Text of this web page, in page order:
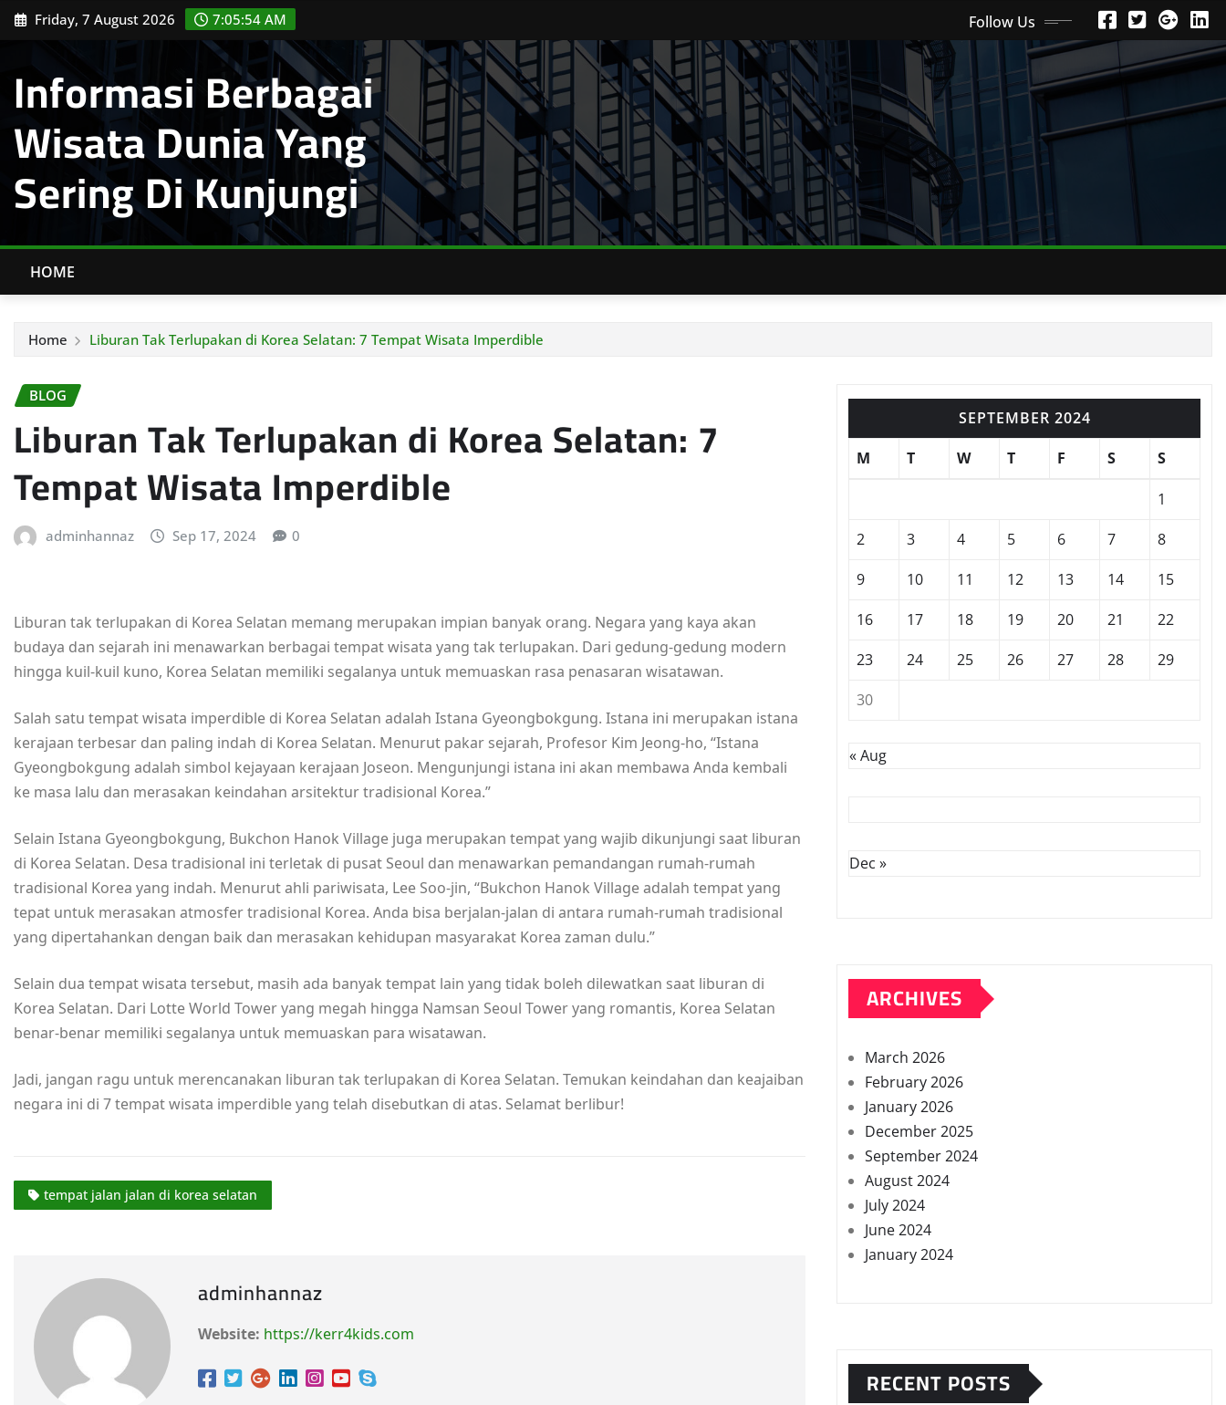
Skip Friday, 7 August 2026 7:05:55 AM Follow Us
Informasi Berbagai
Wisata Dunia Yang
Sering Di Kunjungi
HOME
Home Liburan Tak Terlupakan di Korea Selatan: 7 Tempat Wisata Imperdible
BLOG
Liburan Tak Terlupakan di Korea Selatan: 7
Tempat Wisata Imperdible
adminhannaz Sep 17, 2024 0
Liburan tak terlupakan di Korea Selatan memang merupakan impian banyak orang. Negara yang kaya akan
budaya dan sejarah ini menawarkan berbagai tempat wisata yang tak terlupakan. Dari gedung-gedung modern
hingga kuil-kuil kuno, Korea Selatan memiliki segalanya untuk memuaskan rasa penasaran wisatawan.
Salah satu tempat wisata imperdible di Korea Selatan adalah Istana Gyeongbokgung. Istana ini merupakan istana
kerajaan terbesar dan paling indah di Korea Selatan. Menurut pakar sejarah, Profesor Kim Jeong-ho, “Istana
Gyeongbokgung adalah simbol kejayaan kerajaan Joseon. Mengunjungi istana ini akan membawa Anda kembali
ke masa lalu dan merasakan keindahan arsitektur tradisional Korea.”
Selain Istana Gyeongbokgung, Bukchon Hanok Village juga merupakan tempat yang wajib dikunjungi saat liburan
di Korea Selatan. Desa tradisional ini terletak di pusat Seoul dan menawarkan pemandangan rumah-rumah
tradisional Korea yang indah. Menurut ahli pariwisata, Lee Soo-jin, “Bukchon Hanok Village adalah tempat yang
tepat untuk merasakan atmosfer tradisional Korea. Anda bisa berjalan-jalan di antara rumah-rumah tradisional
yang dipertahankan dengan baik dan merasakan kehidupan masyarakat Korea zaman dulu.”
Selain dua tempat wisata tersebut, masih ada banyak tempat lain yang tidak boleh dilewatkan saat liburan di
Korea Selatan. Dari Lotte World Tower yang megah hingga Namsan Seoul Tower yang romantis, Korea Selatan
benar-benar memiliki segalanya untuk memuaskan para wisatawan.
Jadi, jangan ragu untuk merencanakan liburan tak terlupakan di Korea Selatan. Temukan keindahan dan keajaiban
negara ini di 7 tempat wisata imperdible yang telah disebutkan di atas. Selamat berlibur!
tempat jalan jalan di korea selatan
adminhannaz
Website: https://kerr4kids.com
SEPTEMBER 2024
M
T W T F S S
1
2
3 4 5 6 7
8
9
10 11 12 13 14
15
16
17 18 19 20 21
22
23
24 25 26 27 28
29
30
« Aug
Dec »
ARCHIVES
March 2026
February 2026
January 2026
December 2025
September 2024
August 2024
July 2024
June 2024
January 2024
RECENT POSTS